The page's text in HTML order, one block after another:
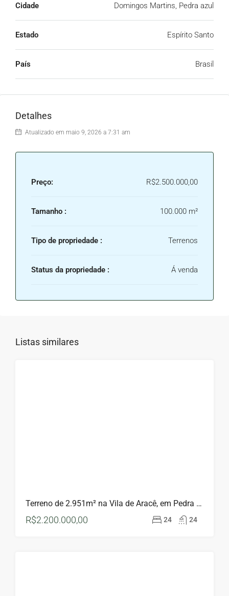
Cidade Domingos Martins, Pedra azul
Estado Espírito Santo
País Brasil
Detalhes
Atualizado em maio 9, 2026 a 7:31 am
Preço: R$2.500.000,00
Tamanho : 100.000 m²
Tipo de propriedade : Terrenos
Status da propriedade : Á venda
Listas similares
Terreno de 2.951m² na Vila de Aracê, em Pedra Azul!
R$2.200.000,00 24 24